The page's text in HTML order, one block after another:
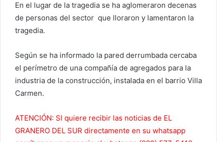
En el lugar de la tragedia se ha aglomeraron decenas
de personas del sector que lloraron y lamentaron la
tragedia.
Según se ha informado la pared derrumbada cercaba
el perímetro de una compañía de agregados para la
industria de la construcción, instalada en el barrio Villa
Carmen.
ATENCIÓN: SI quiere recibir las noticias de EL
GRANERO DEL SUR directamente en su whatsapp